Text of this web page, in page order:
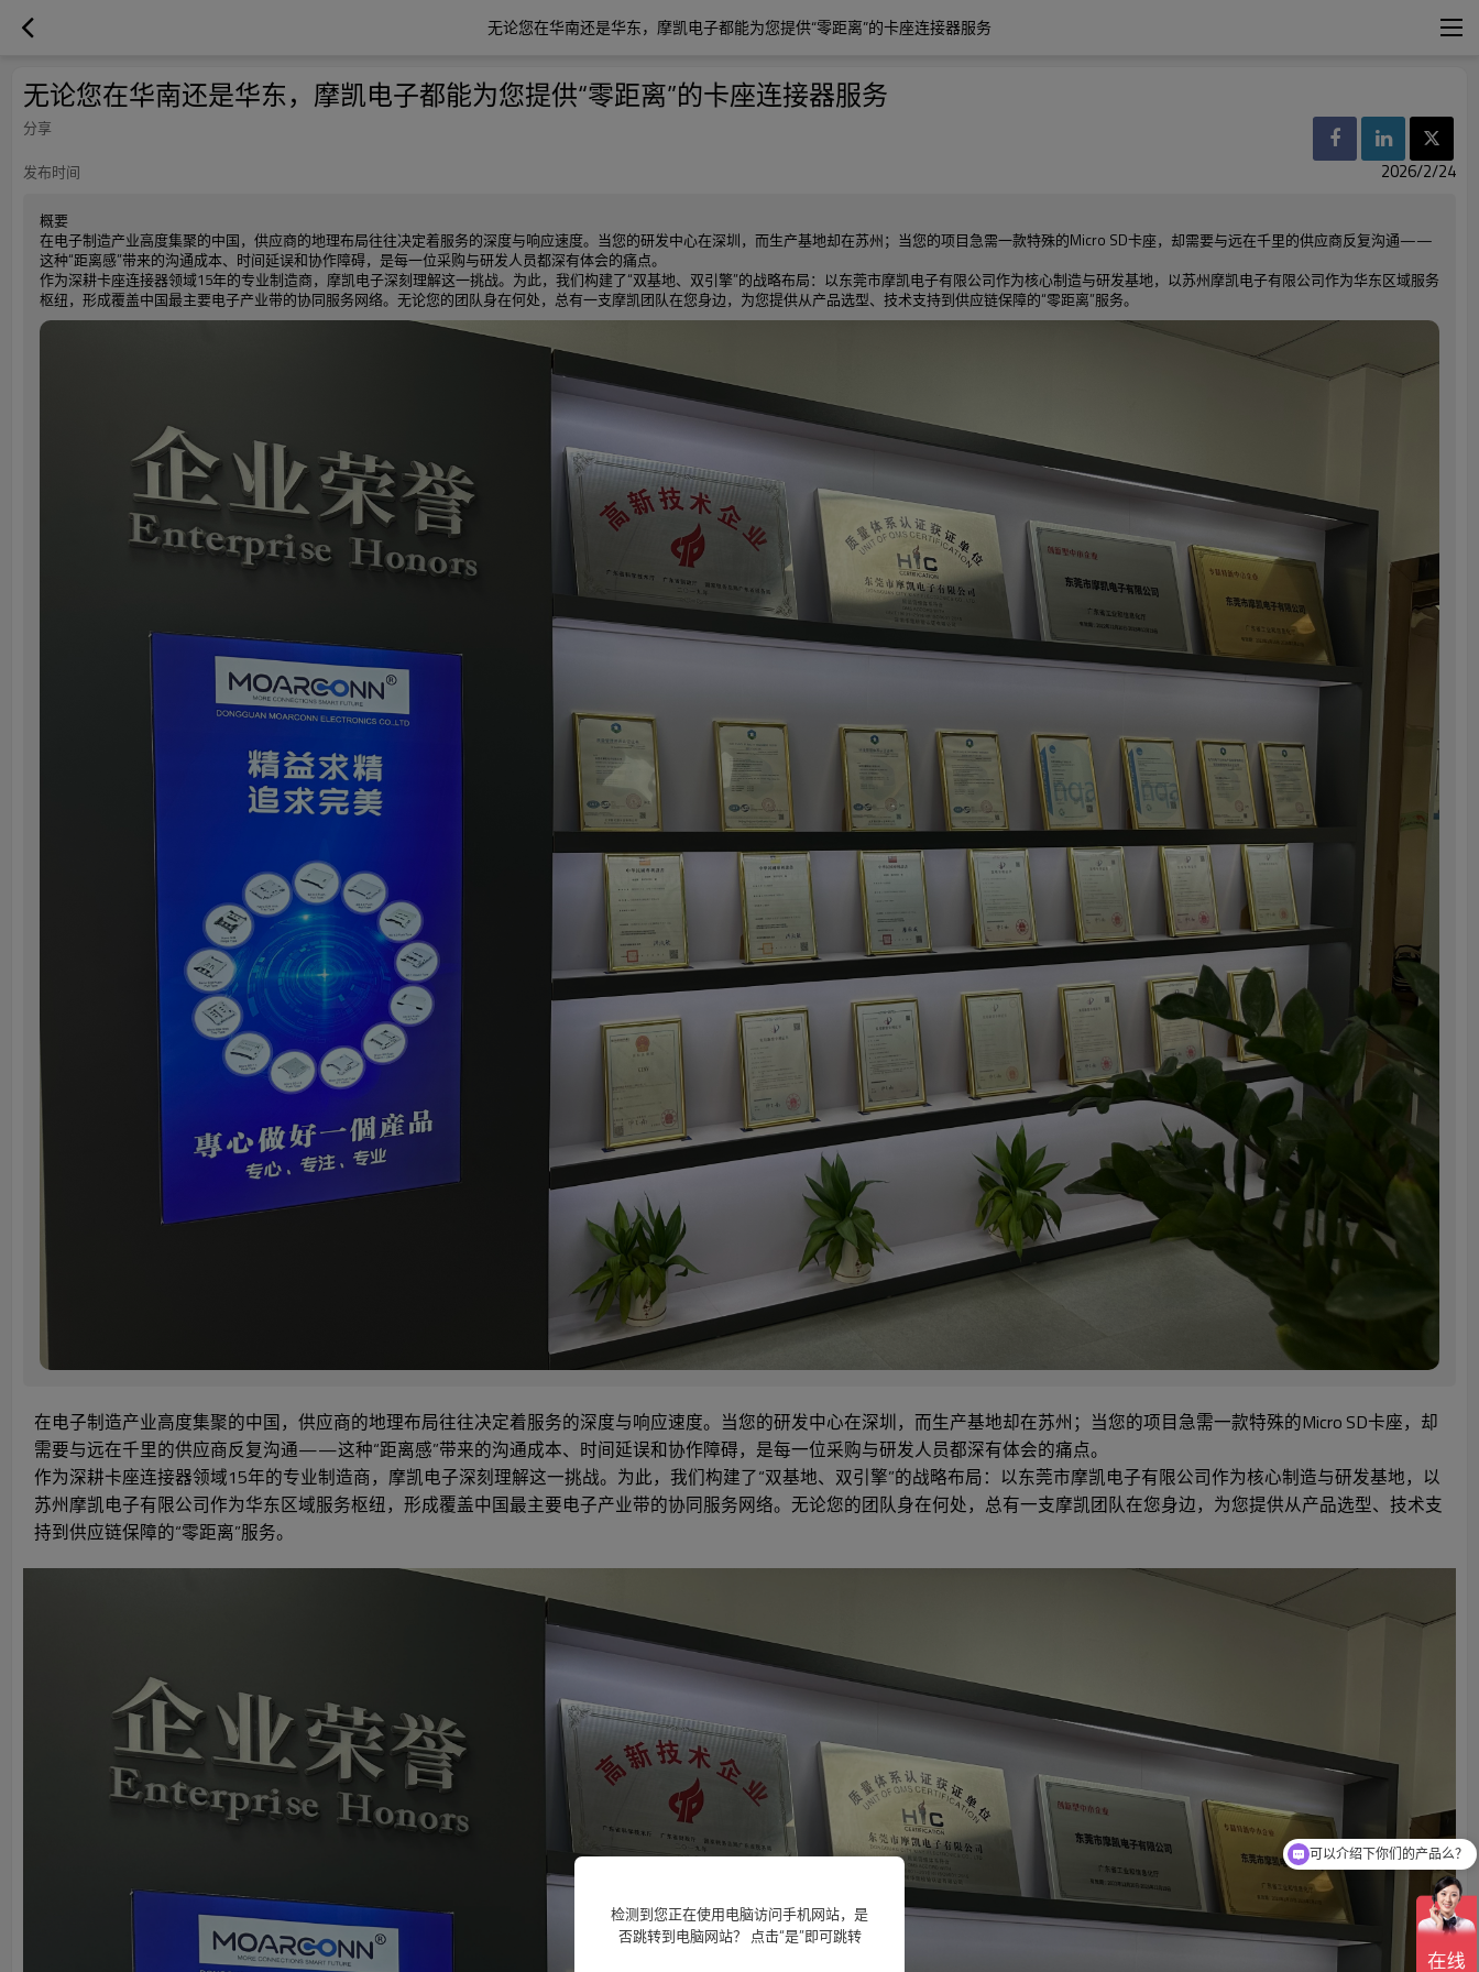
无论您在华南还是华东，摩凯电子都能为您提供“零距离”的卡座连接器服务
无论您在华南还是华东，摩凯电子都能为您提供“零距离”的卡座连接器服务
分享
发布时间
2026/2/24
概要
在电子制造产业高度集聚的中国，供应商的地理布局往往决定着服务的深度与响应速度。当您的研发中心在深圳，而生产基地却在苏州；当您的项目急需一款特殊的Micro SD卡座，却需要与远在千里的供应商反复沟通——
这种“距离感”带来的沟通成本、时间延误和协作障碍，是每一位采购与研发人员都深有体会的痛点。
作为深耕卡座连接器领域15年的专业制造商，摩凯电子深刻理解这一挑战。为此，我们构建了“双基地、双引擎”的战略布局：以东莞市摩凯电子有限公司作为核心制造与研发基地，以苏州摩凯电子有限公司作为华东区域服务
枢纽，形成覆盖中国最主要电子产业带的协同服务网络。无论您的团队身在何处，总有一支摩凯团队在您身边，为您提供从产品选型、技术支持到供应链保障的“零距离”服务。
在电子制造产业高度集聚的中国，供应商的地理布局往往决定着服务的深度与响应速度。当您的研发中心在深圳，而生产基地却在苏州；当您的项目急需一款特殊的Micro SD卡座，却
需要与远在千里的供应商反复沟通——这种“距离感”带来的沟通成本、时间延误和协作障碍，是每一位采购与研发人员都深有体会的痛点。
作为深耕卡座连接器领域15年的专业制造商，摩凯电子深刻理解这一挑战。为此，我们构建了“双基地、双引擎”的战略布局：以东莞市摩凯电子有限公司作为核心制造与研发基地，以
苏州摩凯电子有限公司作为华东区域服务枢纽，形成覆盖中国最主要电子产业带的协同服务网络。无论您的团队身在何处，总有一支摩凯团队在您身边，为您提供从产品选型、技术支
持到供应链保障的“零距离”服务。
检测到您正在使用电脑访问手机网站，是
否跳转到电脑网站？ 点击“是”即可跳转
可以介绍下你们的产品么？
请问你们的样品收费吗？